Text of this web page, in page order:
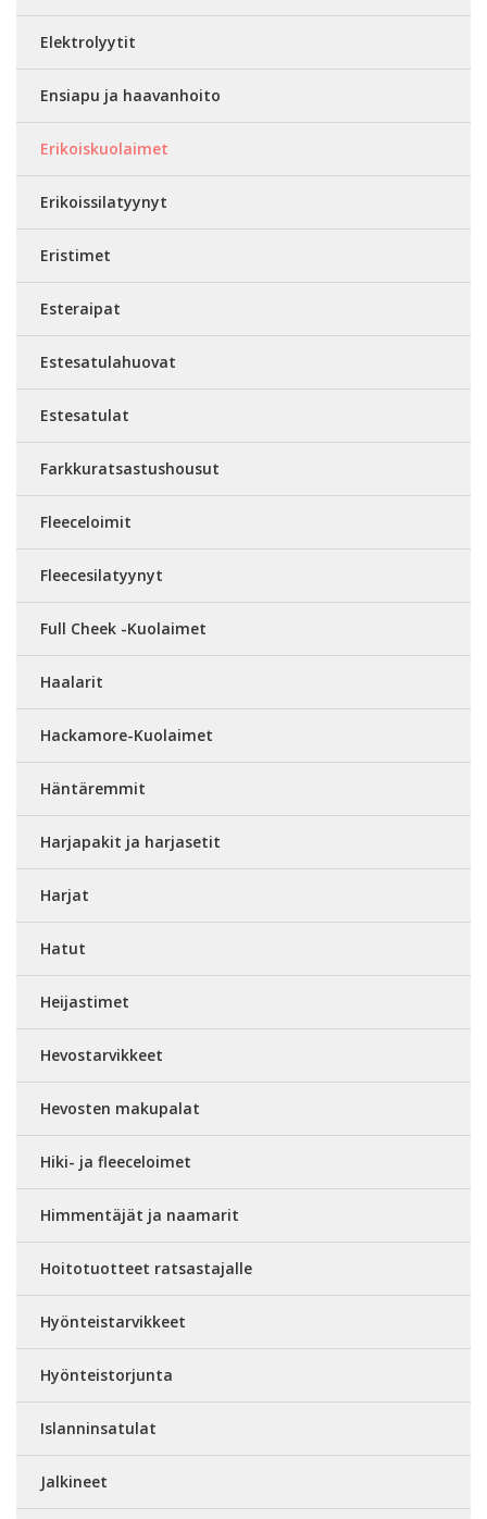
Elektrolyytit
Ensiapu ja haavanhoito
Erikoiskuolaimet
Erikoissilatyynyt
Eristimet
Esteraipat
Estesatulahuovat
Estesatulat
Farkkuratsastushousut
Fleeceloimit
Fleecesilatyynyt
Full Cheek -Kuolaimet
Haalarit
Hackamore-Kuolaimet
Häntäremmit
Harjapakit ja harjasetit
Harjat
Hatut
Heijastimet
Hevostarvikkeet
Hevosten makupalat
Hiki- ja fleeceloimet
Himmentäjät ja naamarit
Hoitotuotteet ratsastajalle
Hyönteistarvikkeet
Hyönteistorjunta
Islanninsatulat
Jalkineet